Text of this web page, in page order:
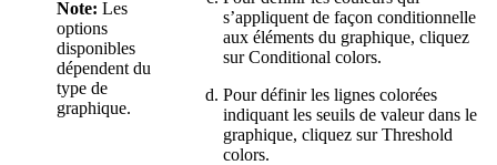
Note: Les
options
disponibles
dépendent du
type de
graphique.
s’appliquent de façon conditionnelle
aux éléments du graphique, cliquez
surConditional colors.
Pour définir les lignes colorées
indiquant les seuils de valeur dans le
graphique, cliquez surThreshold
colors.